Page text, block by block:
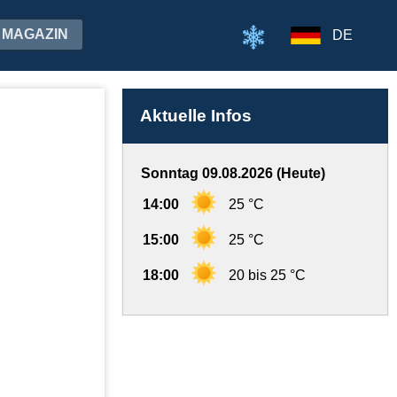
MAGAZIN DE
Aktuelle Infos
Sonntag 09.08.2026 (Heute)
14:00 25 °C
15:00 25 °C
18:00 20 bis 25 °C